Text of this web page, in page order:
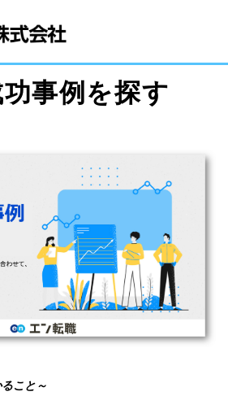
事例を探す
こと～